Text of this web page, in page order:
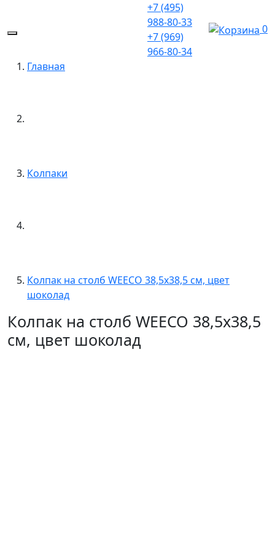
+7 (495)
988-80-33
+7 (969)
966-80-34
0
Главная
Колпаки
Колпак на столб WEECO 38,5х38,5 см, цвет
шоколад
Колпак на столб WEECO 38,5х38,5
см, цвет шоколад